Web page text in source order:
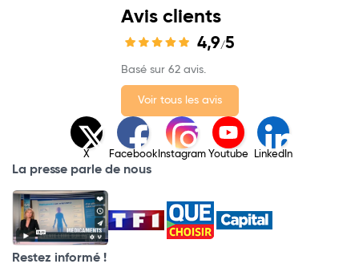
Avis clients
4,9/5
Basé sur 62 avis.
Voir tous les avis
X Facebook Instagram Youtube LinkedIn
La presse parle de nous
Restez informé !